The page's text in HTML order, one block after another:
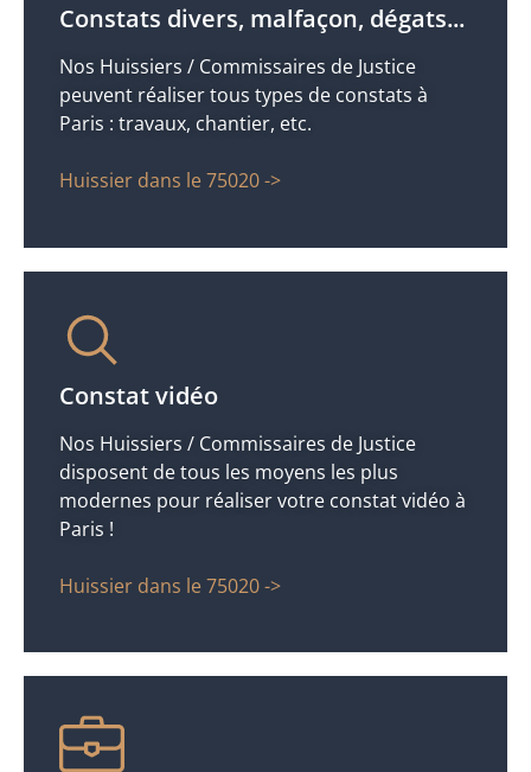
Constats divers, malfaçon, dégats...
Nos Huissiers / Commissaires de Justice
peuvent réaliser tous types de constats à
Paris : travaux, chantier, etc.
Huissier dans le 75020 ->
Constat vidéo
Nos Huissiers / Commissaires de Justice
disposent de tous les moyens les plus
modernes pour réaliser votre constat vidéo à
Paris !
Huissier dans le 75020 ->